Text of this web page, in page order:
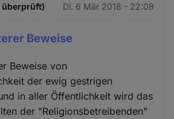
überprüft) Di. 6 Mär 2018 - 22:08
Beweise
Beweise von
der ewig gestrigen
in aller Öffentlichkeit wird das
der "Religionsbetreibenden"